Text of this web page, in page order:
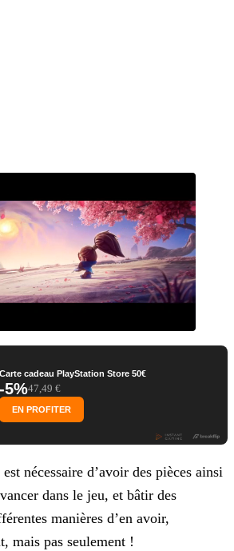
Carte cadeau PlayStation Store 50€
-5%47,49 €
EN PROFITER
nécessaire d’avoir des pièces ainsi
dans le jeu, et bâtir des
manières d’en avoir,
mais pas seulement !